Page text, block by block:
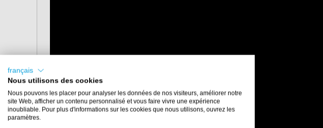
français
Nous utilisons des cookies
Nous pouvons les placer pour analyser les données de nos visiteurs, améliorer notre
site Web, afficher un contenu personnalisé et vous faire vivre une expérience
inoubliable. Pour plus d'informations sur les cookies que nous utilisons, ouvrez les
paramètres.